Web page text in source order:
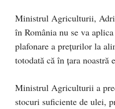
Ministrul Agriculturii,
în România nu se va
plafonare a preţurilor la
totodată că în țara noastră
Ministrul Agriculturii a
stocuri suficiente de ulei,